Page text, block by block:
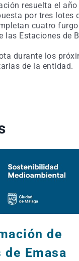
resuelta el
por tres lotes
cuatro
Estaciones de
durante los
de la entidad.
de
de Emasa